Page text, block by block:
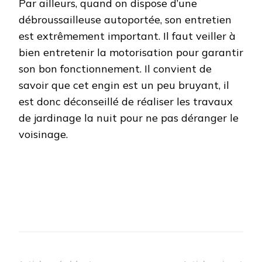
Par ailleurs, quand on dispose d’une
débroussailleuse autoportée, son entretien
est extrêmement important. Il faut veiller à
bien entretenir la motorisation pour garantir
son bon fonctionnement. Il convient de
savoir que cet engin est un peu bruyant, il
est donc déconseillé de réaliser les travaux
de jardinage la nuit pour ne pas déranger le
voisinage.